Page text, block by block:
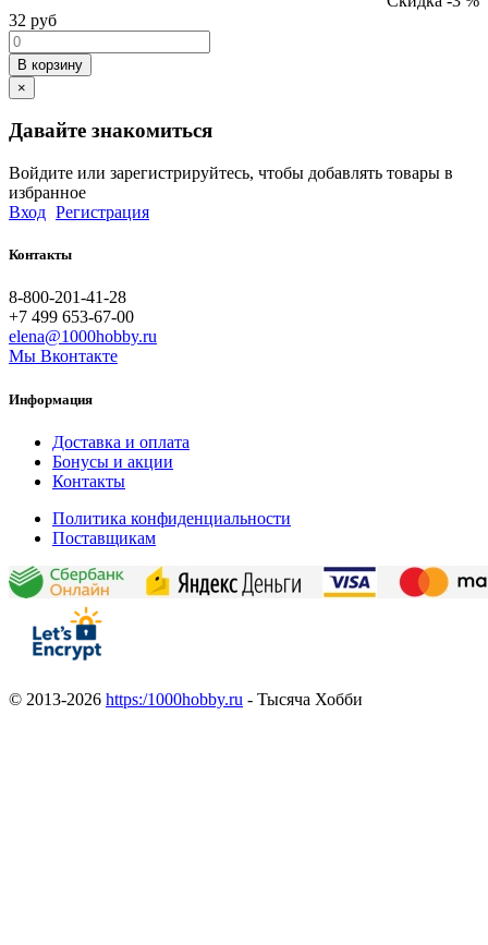
32 руб
В корзину
×
Давайте знакомиться
Войдите или зарегистрируйтесь, чтобы добавлять товары в
избранное
Вход Регистрация
Контакты
8-800-201-41-28
+7 499 653-67-00
elena@1000hobby.ru
Мы Вконтакте
Информация
Доставка и оплата
Бонусы и акции
Контакты
Политика конфиденциальности
Поставщикам
© 2013-2026 https:/1000hobby.ru - Тысяча Хобби